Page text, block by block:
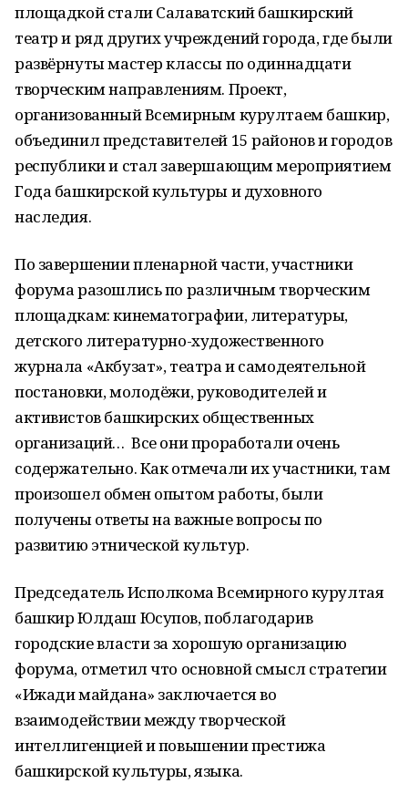
площадкой стали Салаватский башкирский
театр и ряд других учреждений города, где были
развёрнуты мастер классы по одиннадцати
творческим направлениям. Проект,
организованный Всемирным курултаем башкир,
объединил представителей 15 районов и городов
республики и стал завершающим мероприятием
Года башкирской культуры и духовного
наследия.
По завершении пленарной части, участники
форума разошлись по различным творческим
площадкам: кинематографии, литературы,
детского литературно-художественного
журнала «Акбузат», театра и самодеятельной
постановки, молодёжи, руководителей и
активистов башкирских общественных
организаций… Все они проработали очень
содержательно. Как отмечали их участники, там
произошел обмен опытом работы, были
получены ответы на важные вопросы по
развитию этнической культур.
Председатель Исполкома Всемирного курултая
башкир Юлдаш Юсупов, поблагодарив
городские власти за хорошую организацию
форума, отметил что основной смысл стратегии
«Ижади майдана» заключается во
взаимодействии между творческой
интеллигенцией и повышении престижа
башкирской культуры, языка.